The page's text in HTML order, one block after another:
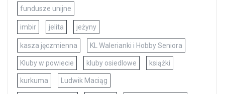
fundusze unijne
imbir jelita jeżyny
kasza jęczmienna KL Walerianki i Hobby Seniora
Kluby w powiecie kluby osiedlowe książki
kurkuma Ludwik Maciąg